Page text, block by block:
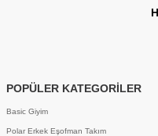
POPÜLER KATEGORİLER
Basic Giyim
Polar Erkek Eşofman Takım